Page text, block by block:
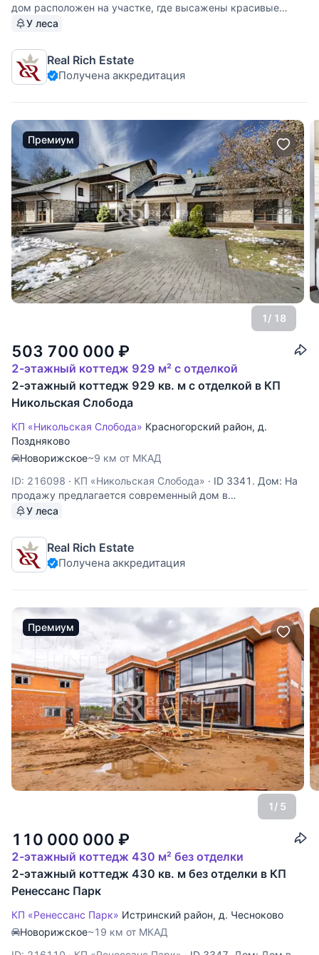
дом расположен на участке, где высажены красивые
хвойные и лиственные деревья наших среднерусских
дома выполнены в современном стиле. Внутренняя
отделка всех комнат и
У леса
Real Rich Estate
Получена аккредитация
Премиум
1/ 18
503 700 000 ₽
2-этажный коттедж 929 м² с отделкой
2-этажный коттедж 929 кв. м с отделкой в КП
Никольская Слобода
КП «Никольская Слобода» Красногорский район, д.
Поздняково
Новорижское~9 км от МКАД
ID: 216098 · КП «Никольская Слобода» · ID 3341. Дом: На
продажу предлагается современный дом в
строгоохраняемом посёлке Никольская Слобода.
м2 Жилая часть 652м2 и бассейн 18х16 м с джакузи,
площадкой для спорта, раздевалкой,душем. Дом
У леса
Real Rich Estate
Получена аккредитация
Премиум
1/ 5
110 000 000 ₽
2-этажный коттедж 430 м² без отделки
2-этажный коттедж 430 кв. м без отделки в КП
Ренессанс Парк
КП «Ренессанс Парк» Истринский район, д. Чесноково
Новорижское~19 км от МКАД